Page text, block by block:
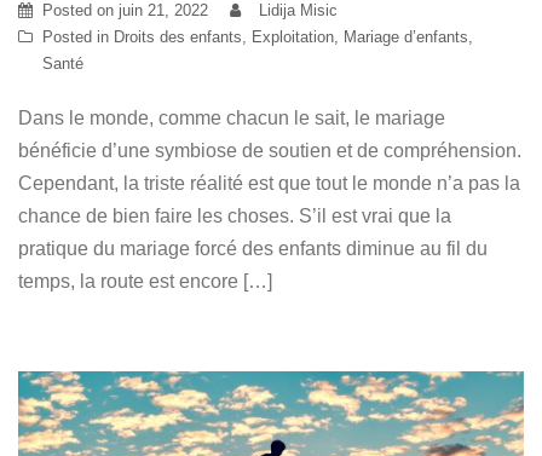
Posted on juin 21, 2022
Lidija Misic
Posted in Droits des enfants, Exploitation, Mariage d’enfants,
Santé
Dans le monde, comme chacun le sait, le mariage
bénéficie d’une symbiose de soutien et de compréhension.
Cependant, la triste réalité est que tout le monde n’a pas la
chance de bien faire les choses. S’il est vrai que la
pratique du mariage forcé des enfants diminue au fil du
temps, la route est encore […]